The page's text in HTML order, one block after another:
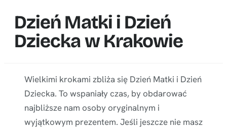
Dzień Matki i Dzień
Dziecka w Krakowie
Wielkimi krokami zbliża się Dzień Matki i Dzień
Dziecka. To wspaniały czas, by obdarować
najbliższe nam osoby oryginalnym i
wyjątkowym prezentem. Jeśli jeszcze nie masz